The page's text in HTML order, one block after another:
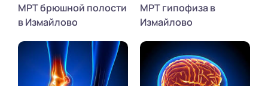
МРТ брюшной полости
в Измайлово
МРТ гипофиза в
Измайлово